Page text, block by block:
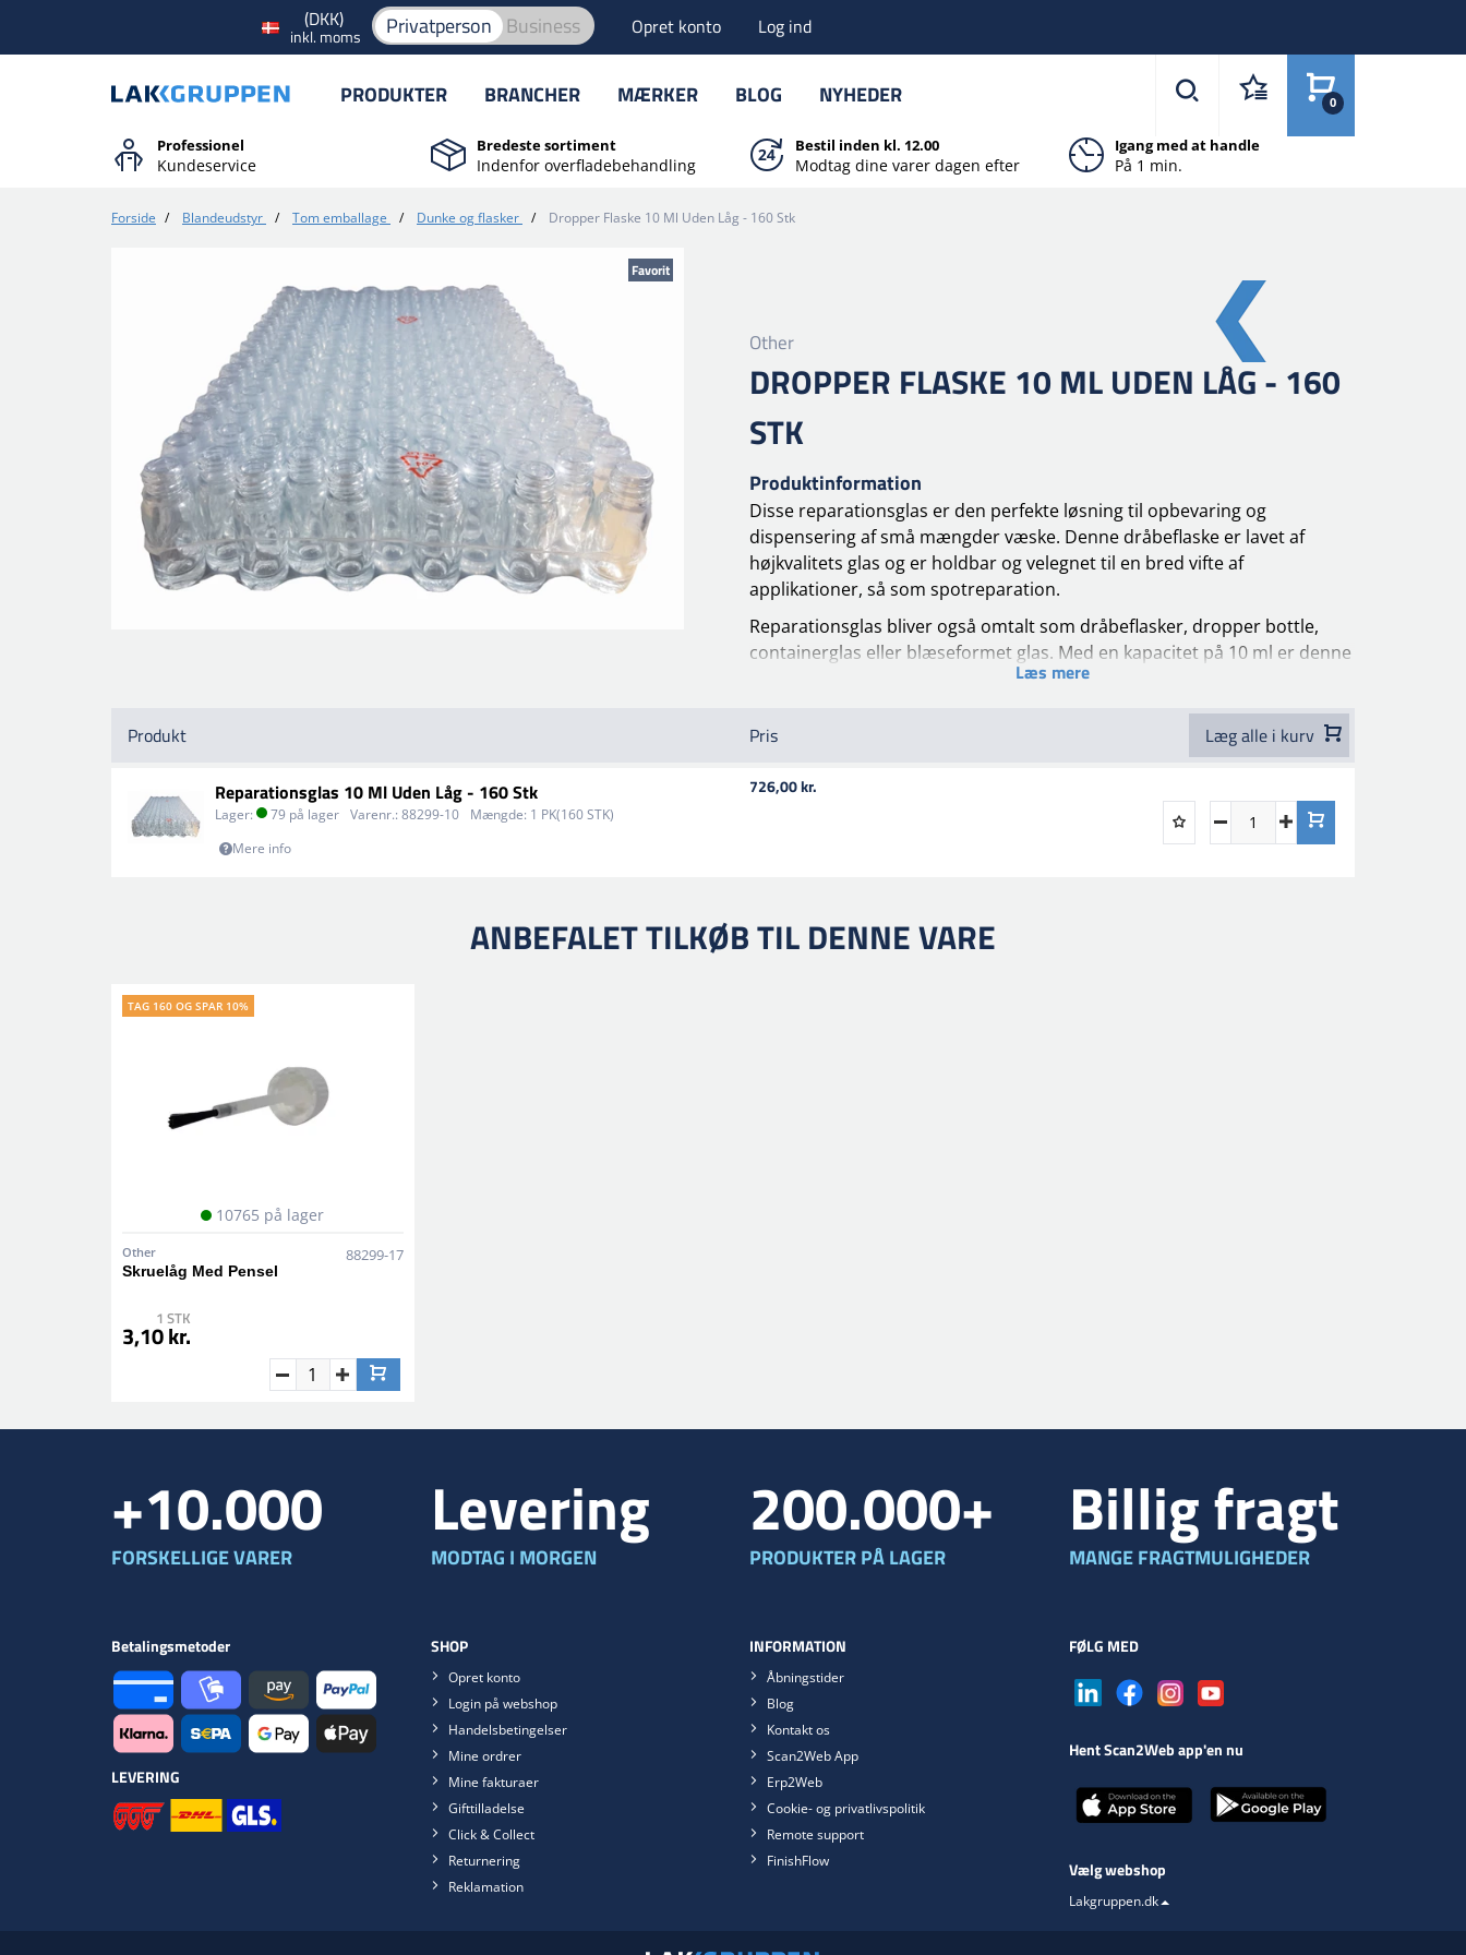
(DKK)
inkl. moms Privatperson Business Opret konto Log ind
PRODUKTER BRANCHER MÆRKER BLOG NYHEDER 0
Professionel
Kundeservice
Bredeste sortiment
Indenfor overfladebehandling
Bestil inden kl. 12.00
Modtag dine varer dagen efter
Igang med at handle
På 1 min.
Forside / Blandeudstyr / Tom emballage / Dunke og flasker / Dropper Flaske 10 Ml Uden Låg - 160 Stk
Favorit
Other
DROPPER FLASKE 10 ML UDEN LÅG - 160
STK
Produktinformation
Disse reparationsglas er den perfekte løsning til opbevaring og
dispensering af små mængder væske. Denne dråbeflaske er lavet af
højkvalitets glas og er holdbar og velegnet til en bred vifte af
applikationer, så som spotreparation.
Reparationsglas bliver også omtalt som dråbeflasker, dropper bottle,
containerglas eller blæseformet glas. Med en kapacitet på 10 ml er denne
flaske ideel til opbevaring af æteriske olier, parfume og andre væsker, der
Disse reparationsglas bliver almindeligt brugt i den farmaceutiske,
kosmetiske og kemiske industri på grund af dens alsidighed og
holdbarhed. Glasbeholderen er også kendt som blæst glas og er en af de
en omkostningseffektiv løsning til opbevaring og dispensering af væsker.
Læs mere
Produkt Pris Læg alle i kurv
Reparationsglas 10 Ml Uden Låg - 160 Stk
Lager: 79 på lager Varenr.: 88299-10 Mængde: 1 PK(160 STK)
Mere info
726,00 kr.
ANBEFALET TILKØB TIL DENNE VARE
TAG 160 OG SPAR 10%
10765 på lager
Other 88299-17
Skruelåg Med Pensel
1 STK
3,10 kr.
+10.000
FORSKELLIGE VARER
Levering
MODTAG I MORGEN
200.000+
PRODUKTER PÅ LAGER
Billig fragt
MANGE FRAGTMULIGHEDER
Betalingsmetoder
LEVERING
SHOP
Opret konto
Login på webshop
Handelsbetingelser
Mine ordrer
Mine fakturaer
Gifttilladelse
Click & Collect
Returnering
Reklamation
INFORMATION
Åbningstider
Blog
Kontakt os
Scan2Web App
Erp2Web
Cookie- og privatlivspolitik
Remote support
FinishFlow
FØLG MED
Hent Scan2Web app'en nu
Vælg webshop
Lakgruppen.dk